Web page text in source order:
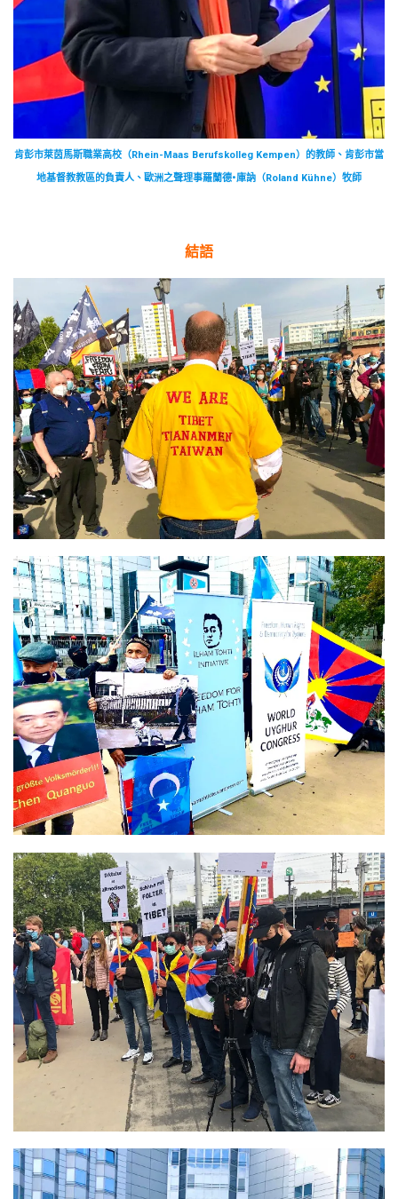
肯彭市萊茵馬斯職業高校（Rhein-Maas Berufskolleg Kempen）的教師、肯彭市當
地基督教教區的負責人、歐洲之聲理事羅蘭德•庫訥（Roland Kühne）牧師
結語